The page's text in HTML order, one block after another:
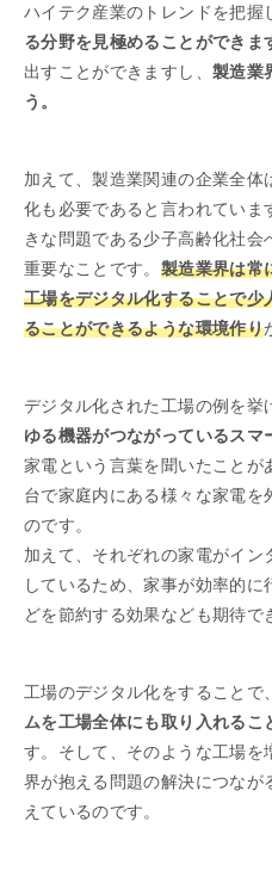
ハイテク産業のトレンドを把握
る分野を見極めることができま
出すことができますし、 製造業
う。
加えて、製造業関連の企業全
化も必要であると言われていま
きな問題である少子高齢化社会
重要なことです。 製造業界は常
工場をデジタル化することで
ることができるような環境作り
デジタル化された工場の例を挙
ゆる機器がつながっているスマ
家電という言葉を聞いたことが
台で家庭内にある様々な家電を
のです。
加えて、それぞれの家電がイ
しているため、家事が効率的
どを節約する効果なども期待で
工場のデジタル化をすることで
ムを工場全体にも取り入れるこ
す。そして、そのような工場を
界が抱える問題の解決につなが
えているのです。